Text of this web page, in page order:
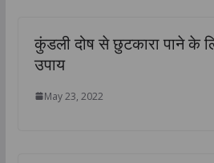
कुंडली दोष से छुटकारा पाने के
उपाय
May 23, 2022